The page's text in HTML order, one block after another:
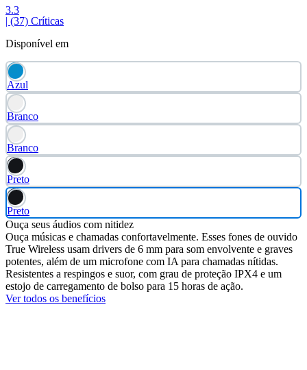
3.3
| (37) Críticas
Disponível em
Azul
Branco
Branco
Preto
Preto
Ouça seus áudios com nitidez
Ouça músicas e chamadas confortavelmente. Esses fones de ouvido
True Wireless usam drivers de 6 mm para som envolvente e graves
potentes, além de um microfone com IA para chamadas nítidas.
Resistentes a respingos e suor, com grau de proteção IPX4 e um
estojo de carregamento de bolso para 15 horas de ação.
Ver todos os benefícios